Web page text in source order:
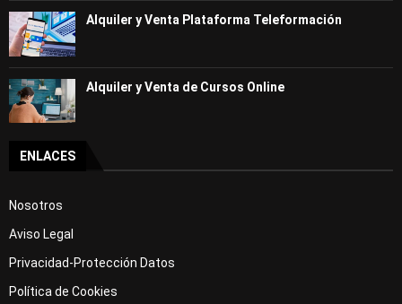
Alquiler y Venta Plataforma Teleformación
Alquiler y Venta de Cursos Online
ENLACES
Nosotros
Aviso Legal
Privacidad-Protección Datos
Política de Cookies